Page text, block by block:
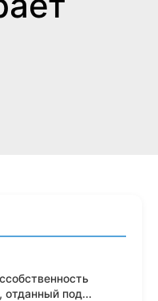
отданный под...